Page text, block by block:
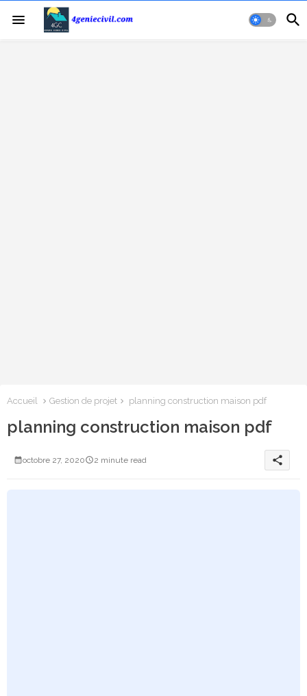
Accueil Gestion de projet planning construction maison pdf
planning construction maison pdf
octobre 27, 2020 2 minute read share